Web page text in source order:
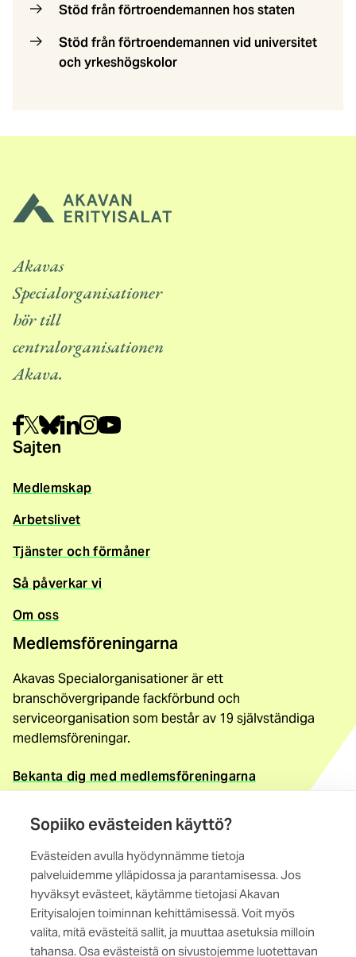
Sopiiko evästeiden käyttö?
Evästeiden avulla hyödynnämme tietoja
palveluidemme ylläpidossa ja parantamisessa. Jos
hyväksyt evästeet, käytämme tietojasi Akavan
Erityisalojen toiminnan kehittämisessä. Voit myös
valita, mitä evästeitä sallit, ja muuttaa asetuksia milloin
tahansa. Osa evästeistä on sivustojemme luotettavan
Stöd från förtroendemannen hos staten
Stöd från förtroendemannen vid universitet
och yrkeshögskolor
Akavas
Specialorganisationer
hör till
centralorganisationen
Akava.
Sajten
Medlemskap
Arbetslivet
Tjänster och förmåner
Så påverkar vi
Om oss
Medlemsföreningarna
Akavas Specialorganisationer är ett
branschövergripande fackförbund och
serviceorganisation som består av 19 självständiga
medlemsföreningar.
Bekanta dig med medlemsföreningarna
Magistratsporten 4 A, 6. vån
00240 Helsingfors
Kontakta oss